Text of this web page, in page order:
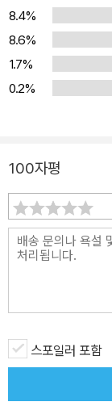
8.4%
8.6%
1.7%
0.2%
100자평
스포일러 포함